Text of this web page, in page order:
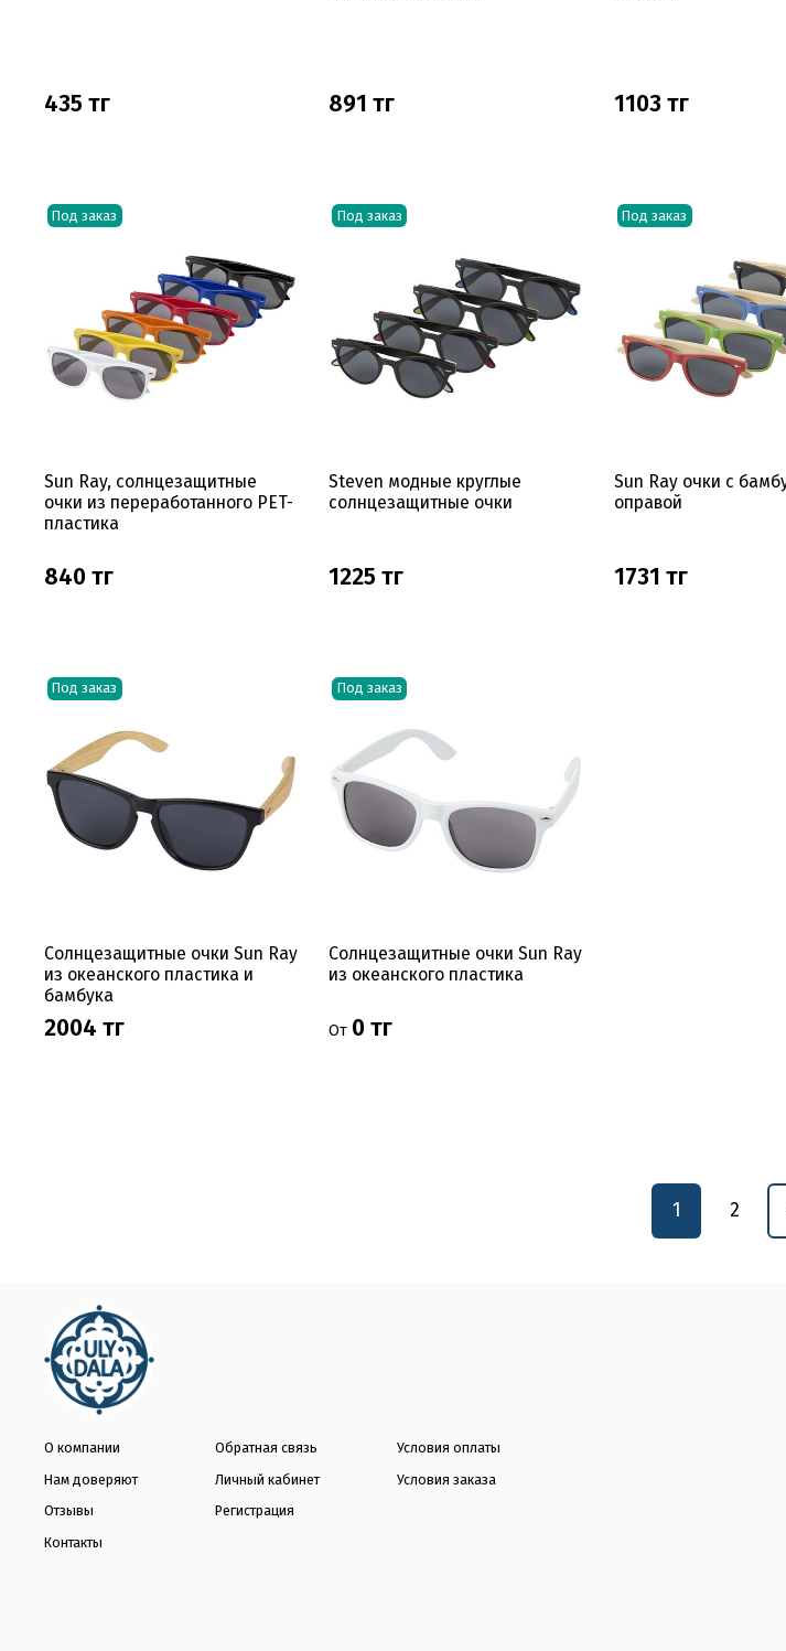
435 тг 891 тг 1103 тг
Под заказ
Sun Ray, солнцезащитные
очки из переработанного PET-
пластика
840 тг
Под заказ
Steven модные круглые
солнцезащитные очки
1225 тг
Под заказ
Sun Ray очки с
оправой
1731 тг
Под заказ
Солнцезащитные очки Sun Ray
из океанского пластика и
бамбука
2004 тг
Под заказ
Солнцезащитные очки Sun Ray
из океанского пластика
От 0 тг
1 2
О компании
Нам доверяют
Отзывы
Контакты
Обратная связь
Личный кабинет
Регистрация
Условия оплаты
Условия заказа